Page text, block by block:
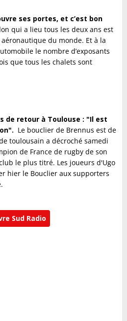
ses portes, et c’est bon
qui a lieu tous les deux ans est
du monde. Et à la
le nombre d’exposants
que tous les chalets sont
de retour à Toulouse : "Il est
Le bouclier de Brennus est de
toulousain a décroché samedi
de France de rugby de son
le plus titré. Les joueurs d'Ugo
hier le Bouclier aux supporters
Sud Radio